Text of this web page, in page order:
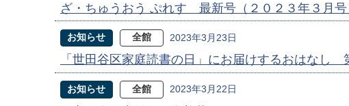
ざ・ちゅうおう ぷれす 最新号（２０２３年３月号
お知らせ 全館 2023年3月23日
「世田谷区家庭読書の日」にお届けするおはなし
お知らせ 全館 2023年3月22日